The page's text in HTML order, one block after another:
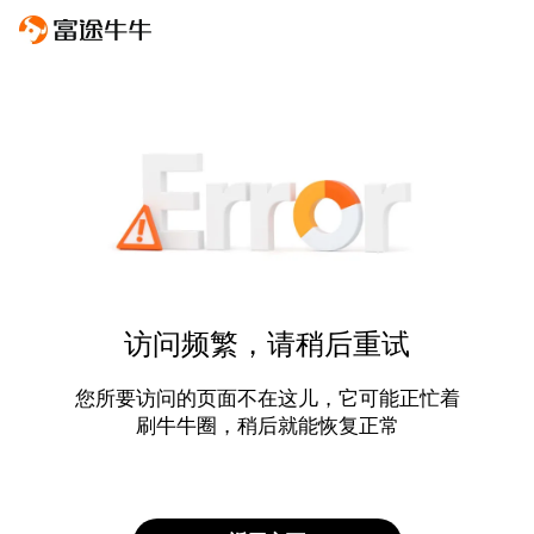
访问频繁，请稍后重试
您所要访问的页面不在这儿，它可能正忙着
刷牛牛圈，稍后就能恢复正常